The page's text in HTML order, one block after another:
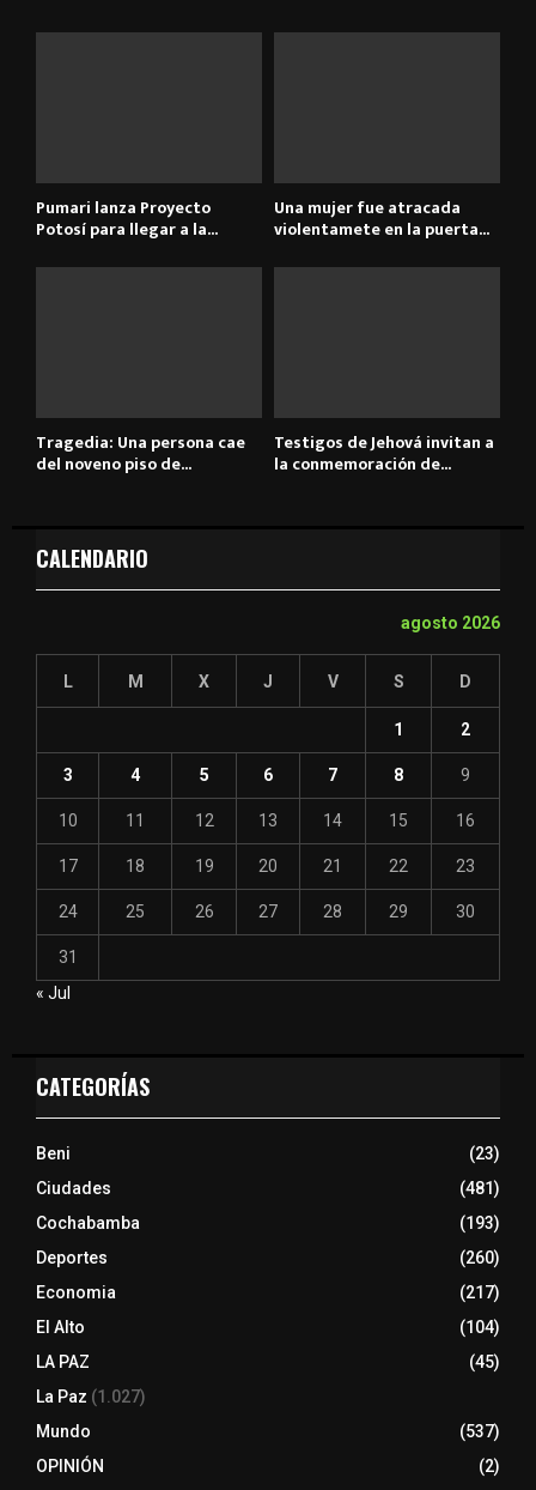
Pumari lanza Proyecto
Potosí para llegar a la...
Una mujer fue atracada
violentamete en la puerta...
Tragedia: Una persona cae
del noveno piso de...
Testigos de Jehová invitan a
la conmemoración de...
CALENDARIO
agosto 2026
L M X J V S D
1 2
3 4 5 6 7 8 9
10 11 12 13 14 15 16
17 18 19 20 21 22 23
24 25 26 27 28 29 30
31
« Jul
CATEGORÍAS
Beni
(23)
Ciudades
(481)
Cochabamba
(193)
Deportes
(260)
Economia
(217)
El Alto
(104)
LA PAZ
(45)
La Paz (1.027)
Mundo
(537)
OPINIÓN
(2)